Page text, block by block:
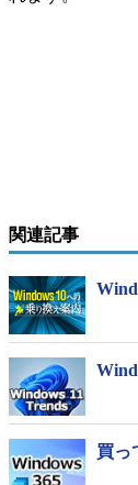
関連記事
買っ